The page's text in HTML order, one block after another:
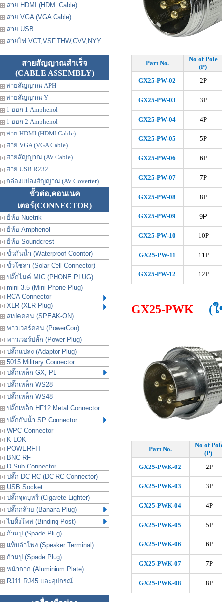
สาย HDMI (HDMI Cable)
สาย VGA (VGA Cable)
สาย USB
สายไฟ VCT,VSF,THW,CVV,NYY
สายสัญญาณสำเร็จ
(CABLE ASSEMBLY)
สายสัญญาณ APH
สายสัญญาณ Y
1 ออก 1 Amphenol
1 ออก 2 Amphenol
สาย HDMI (HDMI Cable)
สาย VGA (VGA Cable)
สายสัญญาณ (AV Cable)
สาย USB R232
กล่องแปลงสัญญาณ (AV Coverter)
ขั้วต่อ,คอนเนค
เตอร์(CONNECTOR)
ยี่ห้อ Nuetrik
ยี่ห้อ Amphenol
ยี่ห้อ Soundcrest
ขั้วกันน้ำ (Waterproof Coontor)
ขั้วโซลา (Solar Cell Connector)
ปลั๊กไมค์ MIC (PHONE PLUG)
mini 3.5 (Mini Phone Plug)
RCA Connector
XLR (XLR Plug)
สเปคคอน (SPEAK-ON)
พาวเวอร์คอน (PowerCon)
พาวเวอร์ปลั๊ก (Power Plug)
ปลั๊กแปลง (Adaptor Plug)
5015 Military Connector
ปลั๊กเหล็ก GX, PL
ปลั๊กเหล็ก WS28
ปลั๊กเหล็ก WS48
ปลั๊กเหล็ก HF12 Metal Connector
ปลั๊กกันน้ำ SP Connector
WPC Connector
K-LOK
POWERFIT
BNC RF
D-Sub Connector
ปลั๊ก DC RC (DC RC Connector)
USB Socket
ปลั๊กจุดบุหรี่ (Cigarete Lighter)
ปลั๊กกล้วย (Banana Plug)
ไบดิ้งโพส (Binding Post)
ก้ามปู (Spade Plug)
แท็บลำโพง (Speaker Terminal)
ก้ามปู (Spade Plug)
หน้ากาก (Aluminium Plate)
RJ11 RJ45 และอุปกรณ์
Part No.
No of Pole
(P)
GX25-PW-02
2P
GX25-PW-03 3P
GX25-PW-04 4P
GX25-PW-05 5P
GX25-PW-06 6P
GX25-PW-07 7P
GX25-PW-08 8P
GX25-PW-09 9P
GX25-PW-10 10P
GX25-PW-11 11P
GX25-PW-12 12P
GX25-PWK (
Part No.
No of
(P)
GX25-PWK-02
2P
GX25-PWK-03 3P
GX25-PWK-04 4P
GX25-PWK-05 5P
GX25-PWK-06 6P
GX25-PWK-07 7P
GX25-PWK-08 8P